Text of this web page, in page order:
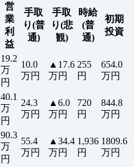
営
業
利
益
手取
り(普
通)
手取
り(悲
観)
時給
(普
通)
初期
投資
19.2
万
円
10.0
万円
▲17.6
万円
255
円
654.0
万円
40.1
万
円
24.3
万円
▲6.0
万円
720
円
844.8
万円
90.3
万
円
55.4
万円
▲34.4
万円
1,936
円
1809.6
万円